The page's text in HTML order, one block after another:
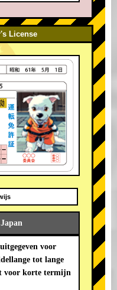
License
voor
tot lange
voor korte termijn